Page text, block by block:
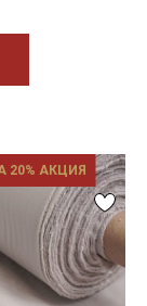
20% АКЦИЯ